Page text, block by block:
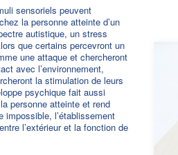
sensoriels peuvent
la personne atteinte d’un
autistique, un stress
que certains percevront un
une attaque et chercheront
avec l’environnement,
la stimulation de leurs
psychique fait aussi
personne atteinte et rend
impossible, l’établissement
l’extérieur et la fonction de